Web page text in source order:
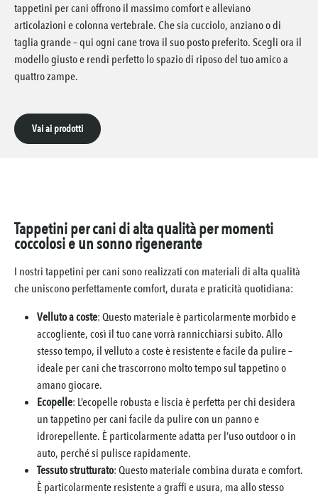
tappetini per cani offrono il massimo comfort e alleviano
articolazioni e colonna vertebrale. Che sia cucciolo, anziano o di
taglia grande – qui ogni cane trova il suo posto preferito. Scegli ora il
modello giusto e rendi perfetto lo spazio di riposo del tuo amico a
quattro zampe.
Vai ai prodotti
Tappetini per cani di alta qualità per momenti
coccolosi e un sonno rigenerante
I nostri tappetini per cani sono realizzati con materiali di alta qualità
che uniscono perfettamente comfort, durata e praticità quotidiana:
Velluto a coste: Questo materiale è particolarmente morbido e
accogliente, così il tuo cane vorrà rannicchiarsi subito. Allo
stesso tempo, il velluto a coste è resistente e facile da pulire –
ideale per cani che trascorrono molto tempo sul tappetino o
amano giocare.
Ecopelle: L’ecopelle robusta e liscia è perfetta per chi desidera
un tappetino per cani facile da pulire con un panno e
idrorepellente. È particolarmente adatta per l’uso outdoor o in
auto, perché si pulisce rapidamente.
Tessuto strutturato: Questo materiale combina durata e comfort.
È particolarmente resistente a graffi e usura, ma allo stesso